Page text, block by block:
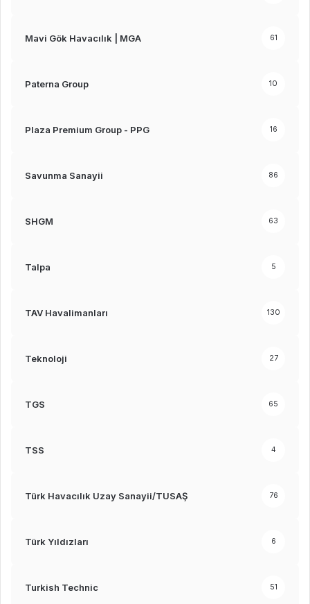
Mavi Gök Havacılık | MGA 61
Paterna Group 10
Plaza Premium Group - PPG 16
Savunma Sanayii 86
SHGM 63
Talpa 5
TAV Havalimanları 130
Teknoloji 27
TGS 65
TSS 4
Türk Havacılık Uzay Sanayii/TUSAŞ 76
Türk Yıldızları 6
Turkish Technic 51